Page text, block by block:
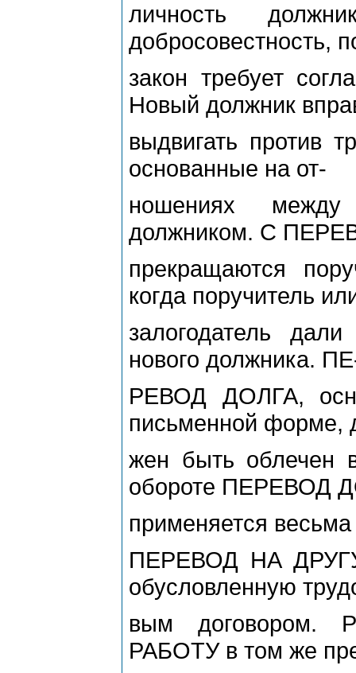
личность
добросовестность,
закон требует
Новый должник
выдвигать против
основанные на от-
ношениях
должником. С
прекращаются
когда поручитель
залогодатель
нового должника.
РЕВОД ДОЛГА,
письменной форме,
жен быть облечен
обороте ПЕРЕВОД
применяется
ПЕРЕВОД НА
обусловленную
вым договором.
РАБОТУ в том же